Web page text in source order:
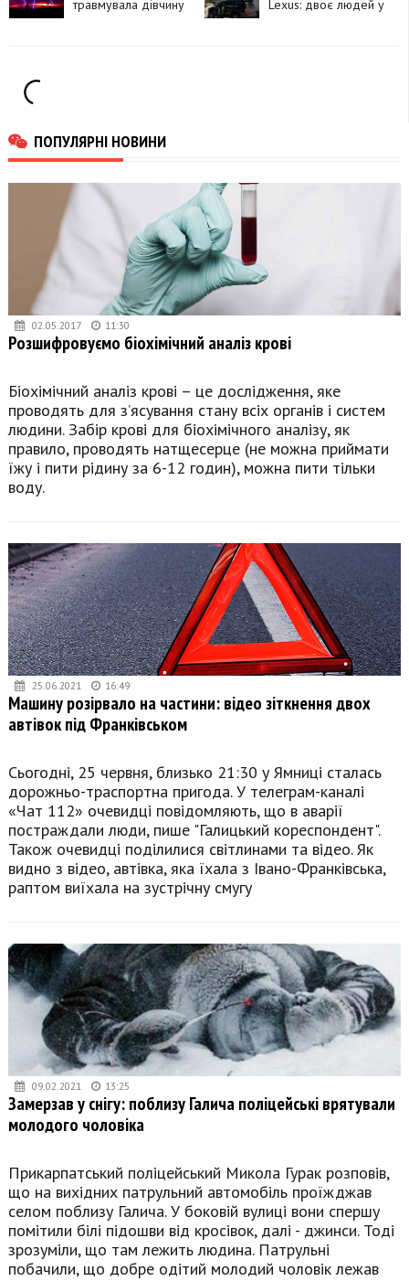
самогубство
травмувала дівчину
Lexus: двоє людей у
ПОПУЛЯРНІ НОВИНИ
02.05.2017 11:30
Розшифровуємо біохімічний аналіз крові
Біохімічний аналіз крові – це дослідження, яке
проводять для з’ясування стану всіх органів і систем
людини. Забір крові для біохімічного аналізу, як
правило, проводять натщесерце (не можна приймати
їжу і пити рідину за 6-12 годин), можна пити тільки
воду.
25.06.2021 16:49
Машину розірвало на частини: відео зіткнення двох
автівок під Франківськом
Сьогодні, 25 червня, близько 21:30 у Ямниці сталась
дорожньо-траспортна пригода. У телеграм-каналі
«Чат 112» очевидці повідомляють, що в аварії
постраждали люди, пише "Галицький кореспондент".
Також очевидці поділилися світлинами та відео. Як
видно з відео, автівка, яка їхала з Івано-Франківська,
раптом виїхала на зустрічну смугу
09.02.2021 13:25
Замерзав у снігу: поблизу Галича поліцейські врятували
молодого чоловіка
Прикарпатський поліцейський Микола Гурак розповів,
що на вихідних патрульний автомобіль проїжджав
селом поблизу Галича. У боковій вулиці вони спершу
помітили білі підошви від кросівок, далі - джинси. Тоді
зрозуміли, що там лежить людина. Патрульні
побачили, що добре одітий молодий чоловік лежав